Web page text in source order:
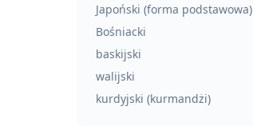
Japoński (forma podstawowa)
Bośniacki
baskijski
walijski
kurdyjski (kurmandżi)